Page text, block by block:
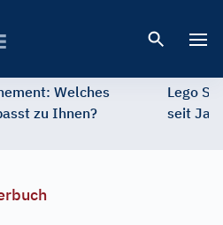
Welches
zu Ihnen?
Lego
seit